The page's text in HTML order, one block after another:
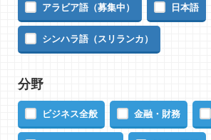
アラビア語（募集中） 日本語
シンハラ語（スリランカ）
分野
ビジネス全般 金融・財務